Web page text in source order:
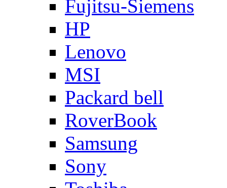
Fujitsu-Siemens
HP
Lenovo
MSI
Packard bell
RoverBook
Samsung
Sony